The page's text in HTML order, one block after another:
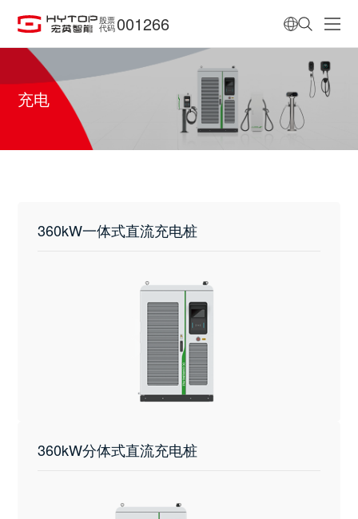
股票
代码 001266
充电
360kW一体式直流充电桩
360kW分体式直流充电桩